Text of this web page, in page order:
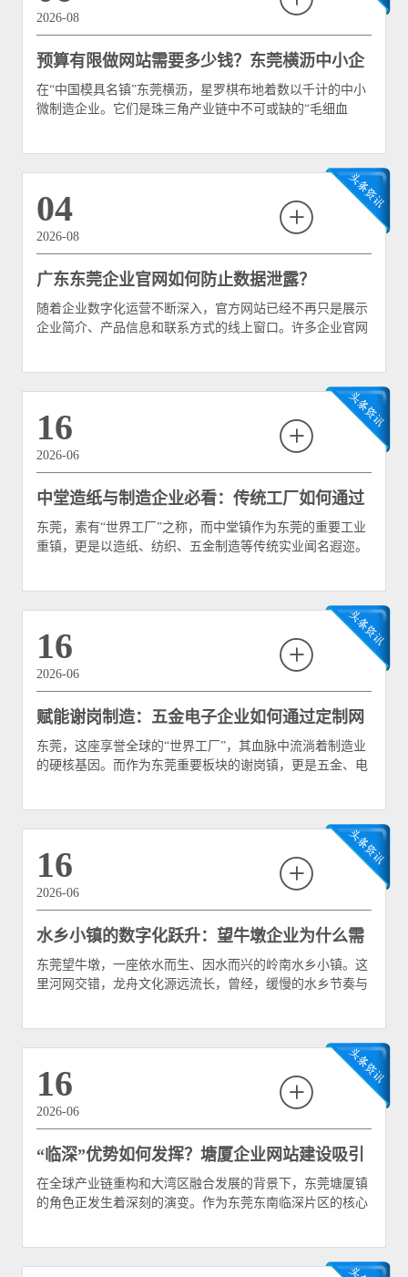
2026-08
预算有限做网站需要多少钱？东莞横沥中小企
业低成本高质量建站秘籍
在“中国模具名镇”东莞横沥，星罗棋布地着数以千计的中小
微制造企业。它们是珠三角产业链中不可或缺的“毛细血
着一个尴尬的困境：明知需要建立一个企业网站来接单、展
示实力，但一打听定制建站的价格，动辄几万甚至十几万，
让本就不宽裕的预算捉襟见肘。
04
2026-08
广东东莞企业官网如何防止数据泄露？
随着企业数字化运营不断深入，官方网站已经不再只是展示
企业简介、产品信息和联系方式的线上窗口。许多企业官网
客户姓名、手机号码、电子邮箱、公司名称、采购需求以及
16
2026-06
中堂造纸与制造企业必看：传统工厂如何通过
网站建设打开线上销路？
东莞，素有“世界工厂”之称，而中堂镇作为东莞的重要工业
重镇，更是以造纸、纺织、五金制造等传统实业闻名遐迩。
16
2026-06
赋能谢岗制造：五金电子企业如何通过定制网
站提升品牌溢价？
东莞，这座享誉全球的“世界工厂”，其血脉中流淌着制造业
的硬核基因。而作为东莞重要板块的谢岗镇，更是五金、电
16
2026-06
水乡小镇的数字化跃升：望牛墩企业为什么需
要专业的网站建设？
东莞望牛墩，一座依水而生、因水而兴的岭南水乡小镇。这
里河网交错，龙舟文化源远流长，曾经，缓慢的水乡节奏与
16
2026-06
“临深”优势如何发挥？塘厦企业网站建设吸引
深圳客户的秘密
在全球产业链重构和大湾区融合发展的背景下，东莞塘厦镇
的角色正发生着深刻的演变。作为东莞东南临深片区的核心